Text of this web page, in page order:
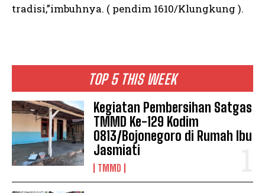
TOP 5 THIS WEEK
Kegiatan Pembersihan Satgas
TMMD Ke-129 Kodim
0813/Bojonegoro di Rumah Ibu
Jasmiati
TMMD
tradisi,”imbuhnya. ( pendim 1610/Klungkung ).